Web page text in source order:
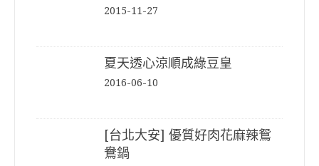
2015-11-27
夏天透心涼順成綠豆皇
2016-06-10
[台北大安] 優質好肉花麻辣鴛
鴦鍋